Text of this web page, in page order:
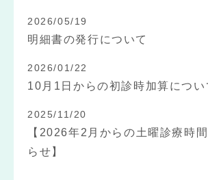
2026/05/19
明細書の発行について
2026/01/22
10月1日からの初診時加算につい
2025/11/20
【2026年2月からの土曜診療時
らせ】